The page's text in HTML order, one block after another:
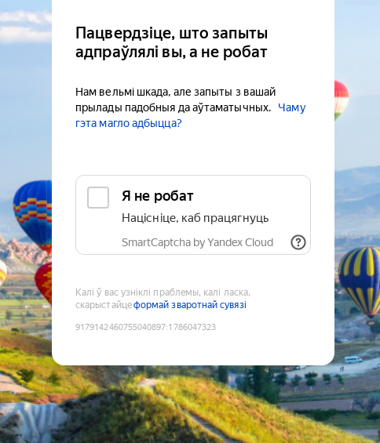
Пацвердзіце, што запыты
адпраўлялі вы, а не робат
Нам вельмі шкада, але запыты з вашай
прылады падобныя да аўтаматычных.
Чаму
гэта магло адбыцца?
Я не робат
Націсніце, каб працягнуць
SmartCaptcha by Yandex Cloud
Калі ў вас узніклі праблемы, калі ласка,
скарыстайцеформай зваротнай сувязі
9179142460755040897:1786047323